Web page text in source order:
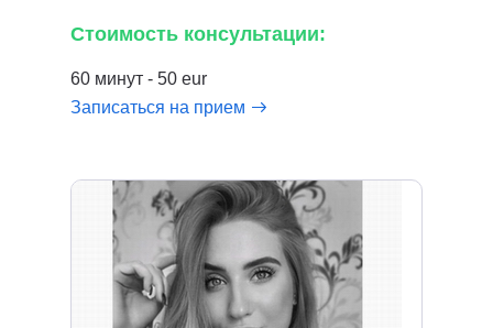
Стоимость консультации:
60 минут - 50 eur
Записаться на прием